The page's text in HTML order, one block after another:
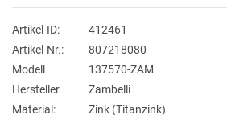
Artikel-ID:
412461
Artikel-Nr.:
807218080
Modell
137570-ZAM
Hersteller
Zambelli
Material:
Zink (Titanzink)